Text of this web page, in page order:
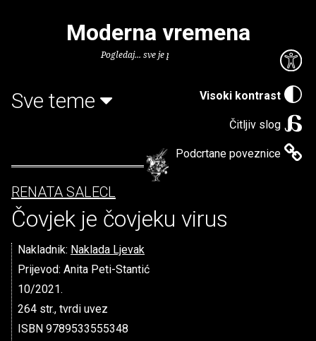
Visoki kontrast
Čitljiv slog
Podcrtane poveznice
Moderna vremena
Pogledaj... sve je puno knjiga.
Sve teme
RENATA SALECL
Čovjek je čovjeku virus
Nakladnik: Naklada Ljevak
Prijevod: Anita Peti-Stantić
10/2021.
264 str., tvrdi uvez
ISBN 9789533555348